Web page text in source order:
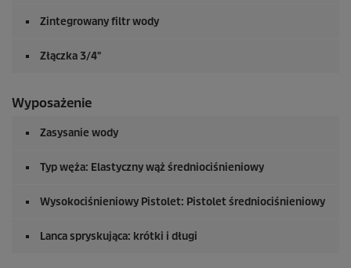
Zintegrowany filtr wody
Złączka 3/4"
Wyposażenie
Zasysanie wody
Typ węża: Elastyczny wąż średniociśnieniowy
Wysokociśnieniowy Pistolet: Pistolet średniociśnieniowy
Lanca spryskująca: krótki i długi